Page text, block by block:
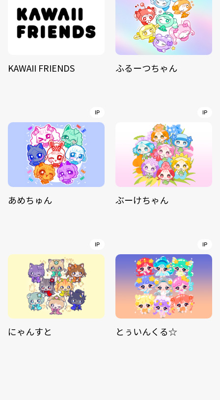
KAWAII FRIENDS ふるーつちゃん
IP
あめちゅん
IP
ぶーけちゃん
IP
にゃんすと
IP
とぅいんくる☆